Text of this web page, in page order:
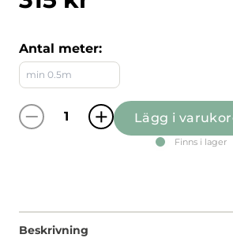
Antal meter:
Husknuten blå tyg
Lägg i
Finns i lager
Beskrivning